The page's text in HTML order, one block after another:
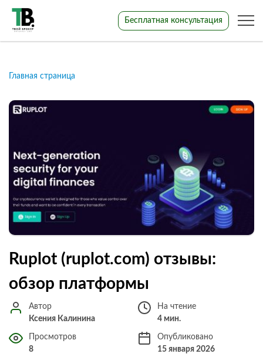
Бесплатная консультация
Главная страница
Ruplot (ruplot.com) отзывы:
обзор платформы
Автор
Ксения Калинина
На чтение
4 мин.
Просмотров
8
Опубликовано
15 января 2026